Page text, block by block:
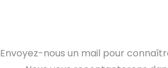
Envoyez-nous un mail pour